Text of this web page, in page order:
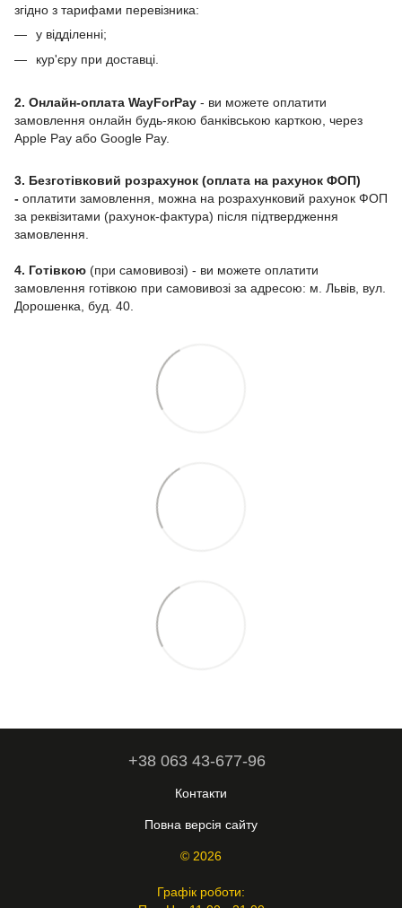
згідно з тарифами перевізника:
у відділенні;
кур'єру при доставці.
2. Онлайн-оплата WayForPay - ви можете оплатити
замовлення онлайн будь-якою банківською карткою, через
Apple Pay або Google Pay.
3. Безготівковий розрахунок (оплата на рахунок ФОП)
- оплатити замовлення, можна на розрахунковий рахунок ФОП
за реквізитами (рахунок-фактура) після підтвердження
замовлення.
4. Готівкою (при самовивозі) - ви можете оплатити
замовлення готівкою при самовивозі за адресою: м. Львів, вул.
Дорошенка, буд. 40.
+38 063 43-677-96
Контакти
Повна версія сайту
© 2026
Графік роботи: